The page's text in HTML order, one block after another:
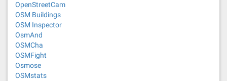
OpenStreetCam
OSM Buildings
OSM Inspector
OsmAnd
OSMCha
OSMFight
Osmose
OSMstats